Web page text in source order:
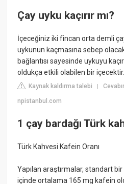
Çay uyku kaçırır mı?
İçeceğiniz iki fincan orta demli
uykunun kaçmasına sebep
bağlantısı sayesinde uykuyu
oldukça etkili olabilen bir içecektir.
Kaynak kaldırma talebi |
npistanbul.com
1 çay bardağı Türk
Türk Kahvesi Kafein Oranı
Yapılan araştırmalar, standart
içinde ortalama 165 mg kafein